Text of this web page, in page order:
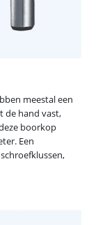
meestal een
de hand vast,
boorkop
Een